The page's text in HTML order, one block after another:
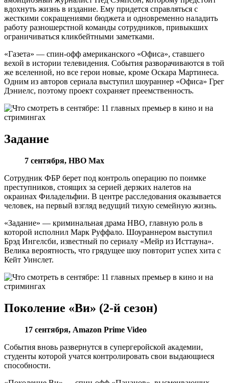
вдохнуть жизнь в издание. Ему придется справляться с
жесткими сокращениями бюджета и одновременно наладить
работу разношерстной команды сотрудников, привыкших
ограничиваться кликбейтными заметками.
«Газета» — спин-офф американского «Офиса», ставшего
вехой в истории телевидения. События разворачиваются в той
же вселенной, но все герои новые, кроме Оскара Мартинеса.
Одним из авторов сериала выступил шоураннер «Офиса» Грег
Дэниелс, поэтому проект сохраняет преемственность.
Задание
7 сентября, HBO Max
Сотрудник ФБР берет под контроль операцию по поимке
преступников, стоящих за серией дерзких налетов на
окраинах Филадельфии. В центре расследования оказывается
человек, на первый взгляд ведущий тихую семейную жизнь.
«Задание» — криминальная драма HBO, главную роль в
которой исполнил Марк Руффало. Шоураннером выступил
Брэд Ингелсби, известный по сериалу «Мейр из Исттауна».
Велика вероятность, что грядущее шоу повторит успех хита с
Кейт Уинслет.
Поколение «Ви» (2-й сезон)
17 сентября, Amazon Prime Video
События вновь развернутся в супергеройской академии,
студенты которой учатся контролировать свои выдающиеся
способности.